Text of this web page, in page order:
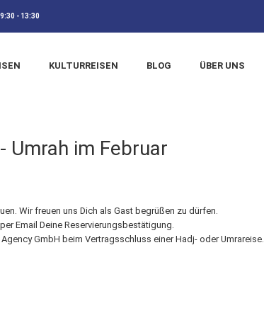
- 13:30
KULTURREISEN BLOG
ÜBER UNS
Umrah im Februar
Wir freuen uns Dich als Gast begrüßen zu dürfen.
Email Deine Reservierungsbestätigung.
GmbH beim Vertragsschluss einer Hadj- oder Umrareise.